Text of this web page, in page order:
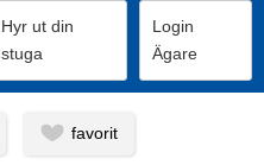
Hyr ut din
stuga
Login
Ägare